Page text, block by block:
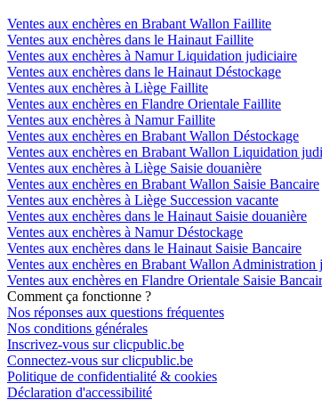
Ventes aux enchères en Brabant Wallon Faillite
Ventes aux enchères dans le Hainaut Faillite
Ventes aux enchères à Namur Liquidation judiciaire
Ventes aux enchères dans le Hainaut Déstockage
Ventes aux enchères à Liège Faillite
Ventes aux enchères en Flandre Orientale Faillite
Ventes aux enchères à Namur Faillite
Ventes aux enchères en Brabant Wallon Déstockage
Ventes aux enchères en Brabant Wallon Liquidation
Ventes aux enchères à Liège Saisie douanière
Ventes aux enchères en Brabant Wallon Saisie Bancaire
Ventes aux enchères à Liège Succession vacante
Ventes aux enchères dans le Hainaut Saisie douanière
Ventes aux enchères à Namur Déstockage
Ventes aux enchères dans le Hainaut Saisie Bancaire
Ventes aux enchères en Brabant Wallon Administration
Ventes aux enchères en Flandre Orientale Saisie
Comment ça fonctionne ?
Nos réponses aux questions fréquentes
Nos conditions générales
Inscrivez-vous sur clicpublic.be
Connectez-vous sur clicpublic.be
Politique de confidentialité & cookies
Déclaration d'accessibilité